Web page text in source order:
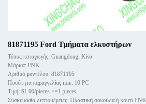
81871195 Ford Τμήματα ελκυστήρων
Τόπος καταγωγής: Guangdong, Κίνα
Μάρκα: PNK
Αριθμό μοντέλου: 81871195
Ποσότητα παραγγελίας min: 10 PC
Τιμή: $1.00/pieces >=1 pieces